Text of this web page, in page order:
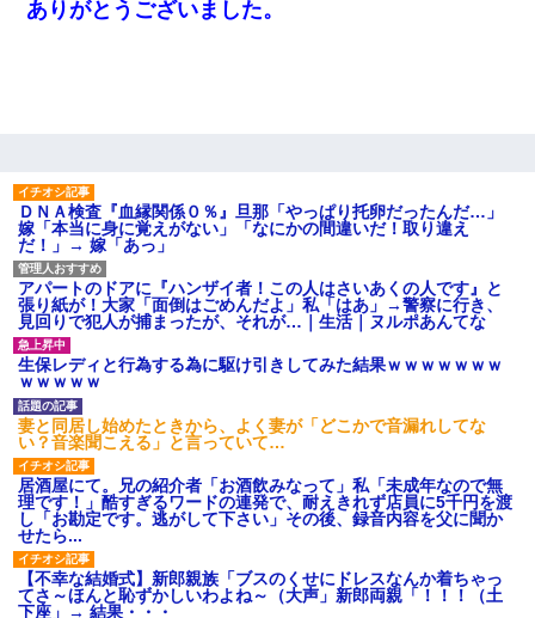
らえる会社から誘われた。転職したい」義父「クビ！（激怒」嫁
リしてた
とっさに女児を捕まえたら変質者扱いされた。母親「あっち行っ
てよ！気持ち悪い！（ｼｯｼｯ」→ 後日、俺を見つけた母親がすっ飛
んできて・・・
【ワロタ】姉から「肉食系14才、乳丸出し、毛はうっすら生えか
け」というタイトルで画像が送られてきた
中途採用のAが部長から呼び出された。Aはヘラヘラと部屋に入っ
ていき、1時間後に号泣しながら出てきて…
さっき嫁から、「愛しています」ってメールが届いた。俺も「愛
してます」って送ったら
17年飼っていた犬が亡くなった。鼻水垂らし嗚咽する私に、猫が
近づいて頭突きをしてきて…
ありがとうございました。
ＤＮＡ検査『血縁関係０％』旦那「やっぱり托卵だったんだ…」
嫁「本当に身に覚えがない」「なにかの間違いだ！取り違え
だ！」→ 嫁「あっ」
アパートのドアに『ハンザイ者！この人はさいあくの人です』と
張り紙が！大家「面倒はごめんだよ」私「はあ」→警察に行き、
見回りで犯人が捕まったが、それが…｜生活｜ヌルポあんてな
生保レディと行為する為に駆け引きしてみた結果ｗｗｗｗｗｗｗ
ｗｗｗｗｗ
妻と同居し始めたときから、よく妻が「どこかで音漏れしてな
い？音楽聞こえる」と言っていて…
居酒屋にて。兄の紹介者「お酒飲みなって」私「未成年なので無
理です！」酷すぎるワードの連発で、耐えきれず店員に5千円を渡
し「お勘定です。逃がして下さい」その後、録音内容を父に聞か
せたら...
【不幸な結婚式】新郎親族「ブスのくせにドレスなんか着ちゃっ
てさ～ほんと恥ずかしいわよね～（大声」新郎両親「！！！（土
下座」→ 結果・・・